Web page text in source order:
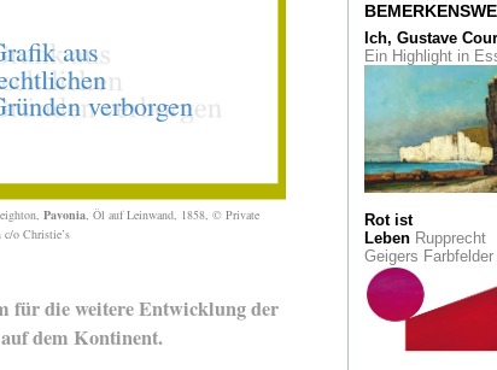
Pavonia , Öl auf Leinwand, 1858, © Private
o Christie’s
für die weitere Entwicklung der
dem Kontinent.
Wenn der Kölner
steht und der
Düsseldorfer die
Bodenhaftung
Eine gepflegte
Weltreisen im
meines Kopfes:
Israel lebende
Zvi Goldstein im
Max Freiherr von
Oppenheim:
Forscher, Orientalist
und
Ein ungewöhnlicher
Ehrenamt
Ich, Gustave
Ein Highlight in
Rot ist
LebenRupprecht
Geigers Farbfelder